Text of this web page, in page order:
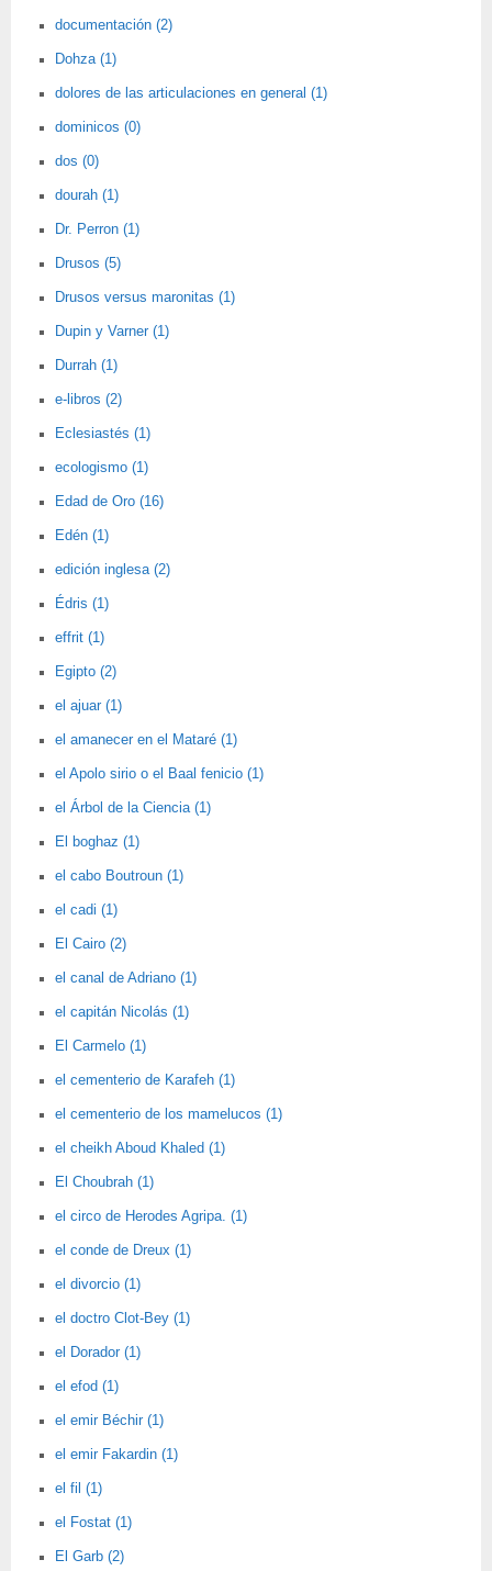
documentación (2)
Dohza (1)
dolores de las articulaciones en general (1)
dominicos (0)
dos (0)
dourah (1)
Dr. Perron (1)
Drusos (5)
Drusos versus maronitas (1)
Dupin y Varner (1)
Durrah (1)
e-libros (2)
Eclesiastés (1)
ecologismo (1)
Edad de Oro (16)
Edén (1)
edición inglesa (2)
Édris (1)
effrit (1)
Egipto (2)
el ajuar (1)
el amanecer en el Mataré (1)
el Apolo sirio o el Baal fenicio (1)
el Árbol de la Ciencia (1)
El boghaz (1)
el cabo Boutroun (1)
el cadi (1)
El Cairo (2)
el canal de Adriano (1)
el capitán Nicolás (1)
El Carmelo (1)
el cementerio de Karafeh (1)
el cementerio de los mamelucos (1)
el cheikh Aboud Khaled (1)
El Choubrah (1)
el circo de Herodes Agripa. (1)
el conde de Dreux (1)
el divorcio (1)
el doctro Clot-Bey (1)
el Dorador (1)
el efod (1)
el emir Béchir (1)
el emir Fakardin (1)
el fil (1)
el Fostat (1)
El Garb (2)